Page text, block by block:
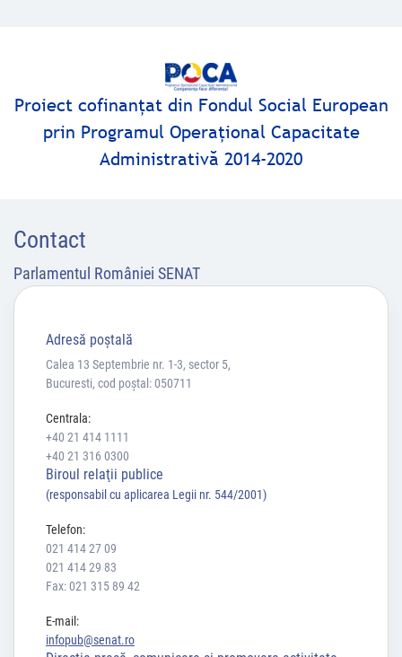
Proiect cofinanţat din Fondul Social European
prin Programul Operaţional Capacitate
Administrativă 2014-2020
Contact
Parlamentul României SENAT
Adresă poştală
Calea 13 Septembrie nr. 1-3, sector 5,
Bucuresti, cod poștal: 050711
Centrala:
+40 21 414 1111
+40 21 316 0300
Biroul relaţii publice
(responsabil cu aplicarea Legii nr. 544/2001)
Telefon:
021 414 27 09
021 414 29 83
Fax: 021 315 89 42
E-mail:
infopub@senat.ro